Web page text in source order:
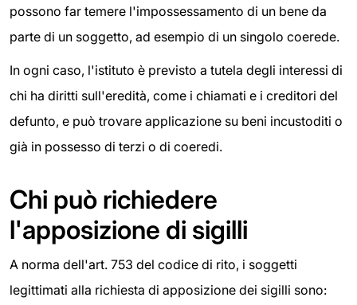
possono far temere l'impossessamento di un bene da
parte di un soggetto, ad esempio di un singolo coerede.
In ogni caso, l'istituto è previsto a tutela degli interessi di
chi ha diritti sull'eredità, come i chiamati e i creditori del
defunto, e può trovare applicazione su beni incustoditi o
già in possesso di terzi o di coeredi.
Chi può richiedere
l'apposizione di sigilli
A norma dell'art. 753 del codice di rito, i soggetti
legittimati alla richiesta di apposizione dei sigilli sono: